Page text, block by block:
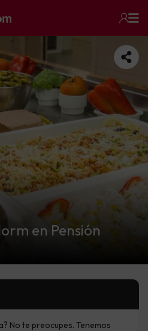
en Pensión
No te preocupes. Tenemos